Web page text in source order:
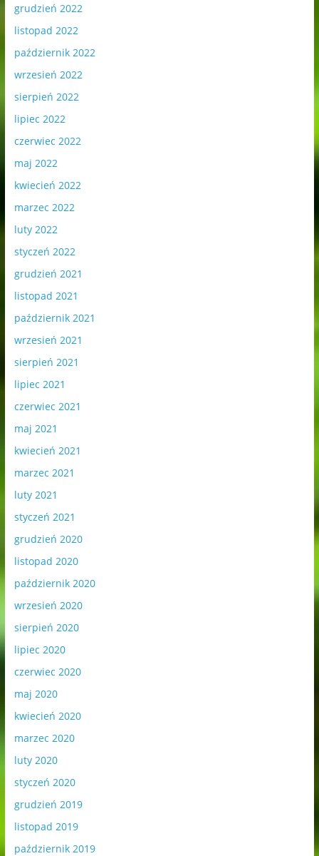
grudzień 2022
listopad 2022
październik 2022
wrzesień 2022
sierpień 2022
lipiec 2022
czerwiec 2022
maj 2022
kwiecień 2022
marzec 2022
luty 2022
styczeń 2022
grudzień 2021
listopad 2021
październik 2021
wrzesień 2021
sierpień 2021
lipiec 2021
czerwiec 2021
maj 2021
kwiecień 2021
marzec 2021
luty 2021
styczeń 2021
grudzień 2020
listopad 2020
październik 2020
wrzesień 2020
sierpień 2020
lipiec 2020
czerwiec 2020
maj 2020
kwiecień 2020
marzec 2020
luty 2020
styczeń 2020
grudzień 2019
listopad 2019
październik 2019